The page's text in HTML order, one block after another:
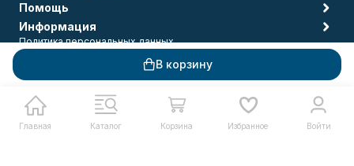
В корзину
Главная Каталог Корзина Избранное Войти
Помощь
Информация
Политика персональных данных
© 2009-2026 MSANTEH